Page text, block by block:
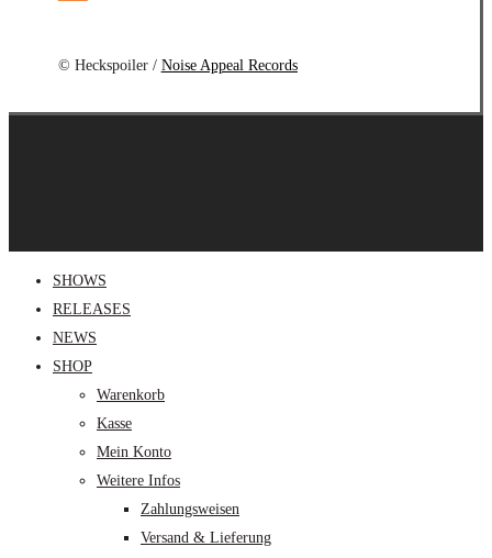
© Heckspoiler / Noise Appeal Records
Close
Menu
SHOWS
RELEASES
NEWS
SHOP
Warenkorb
Kasse
Mein Konto
Weitere Infos
Zahlungsweisen
Versand & Lieferung